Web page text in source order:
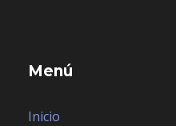
Menú
Inicio